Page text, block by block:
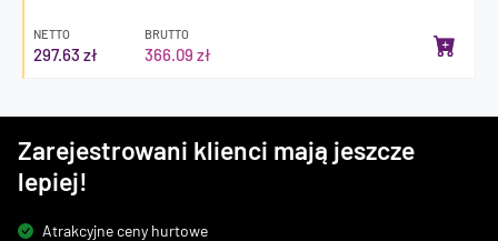
NETTO
297.63 zł
BRUTTO
366.09 zł
Zarejestrowani klienci mają jeszcze
lepiej!
Atrakcyjne ceny hurtowe